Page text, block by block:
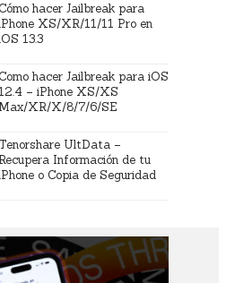
Cómo hacer Jailbreak para
XS/XR/11/11 Pro en
13.3
Como hacer Jailbreak para iOS
– iPhone XS/XS
Max/XR/X/8/7/6/SE
UltData –
Recupera Información de tu
o Copia de Seguridad